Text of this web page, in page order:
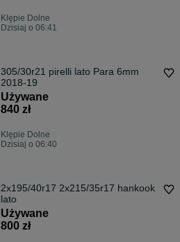
Klępie Dolne
Dzisiaj o 06:41
305/30r21 pirelli lato Para 6mm
2018-19
Używane
840 zł
Klępie Dolne
Dzisiaj o 06:40
2x195/40r17 2x215/35r17 hankook
lato
Używane
800 zł